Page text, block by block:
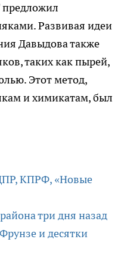
предложил
Развивая идеи
Давыдова также
таких как пырей,
Этот метод,
и химикатам, был
КПРФ, «Новые
три дня назад
и десятки